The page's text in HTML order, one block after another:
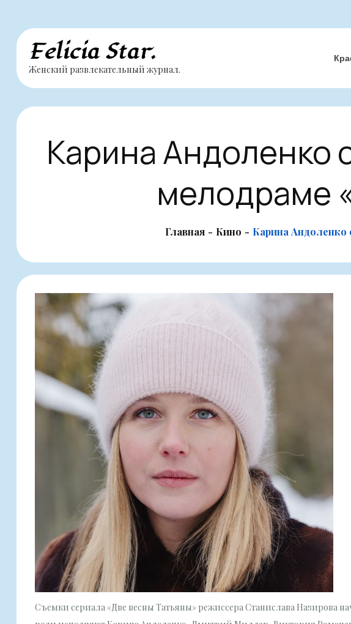
Перейти
содержимому
Felicia Star.
Женский развлекательный журнал.
Карина Андоленко
мелодраме
Главная Кино Карина Андоленко
Съемки сериала «Две весны Татьяны» режиссера Станислава Назирова